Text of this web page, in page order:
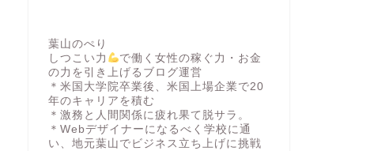
葉山のぺり
しつこい力
で働く女性の稼ぐ力・お金
の力を引き上げるブログ運営
＊米国大学院卒業後、米国上場企業で20
年のキャリアを積む
＊激務と人間関係に疲れ果て脱サラ。
＊Webデザイナーになるべく学校に通
い、地元葉山でビジネス立ち上げに挑戦